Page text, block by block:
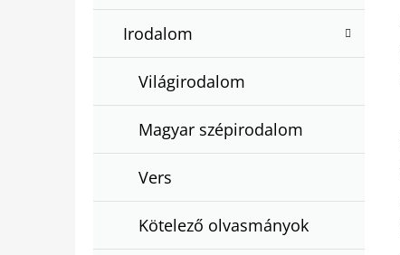
Irodalom
Világirodalom
Magyar szépirodalom
Vers
Kötelező olvasmányok